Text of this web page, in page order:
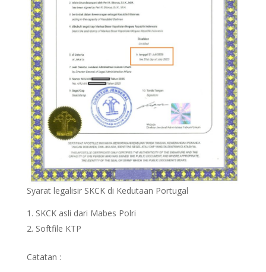
Syarat legalisir SKCK di Kedutaan Portugal
SKCK asli dari Mabes Polri
Softfile KTP
Catatan :